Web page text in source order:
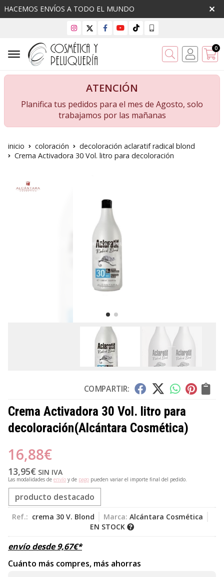
HACEMOS ENVÍOS A TODO EL MUNDO
Buscar 0
ATENCIÓN
Planifica tus pedidos para el mes de Agosto, solo
trabajamos por las mañanas
inicio coloración
decoloración aclaratif radical blond
Crema Activadora 30 Vol. litro para decoloración
COMPARTIR:
Crema Activadora 30 Vol. litro para
decoloración(Alcántara Cosmética)
16,88€
13,95€ SIN IVA
Las modalidades de envío y de pago pueden variar el importe final del pedido.
producto destacado
Ref.: crema 30 V. Blond Marca: Alcántara Cosmética
EN STOCK
envío desde9,67€*
Cuánto más compres, más ahorras